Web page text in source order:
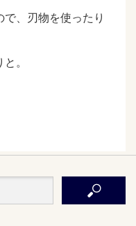
、刃物を使ったり
。